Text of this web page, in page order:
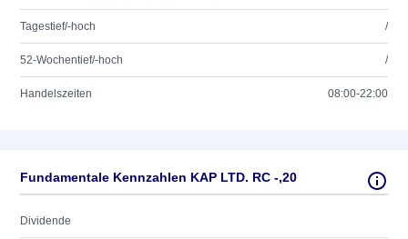
Tagestief/-hoch /
52-Wochentief/-hoch /
Handelszeiten 08:00-22:00
Fundamentale Kennzahlen KAP LTD. RC -,20
Dividende